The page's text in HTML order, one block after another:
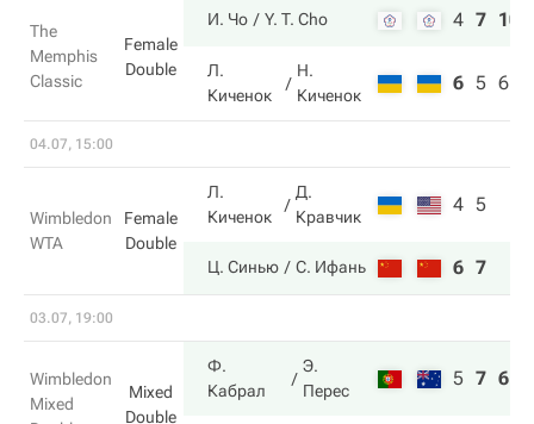
The
Memphis
Classic
Female
Double
И. Чо Y. T. Cho 4 7 10
Л.
Киченок
Н.
Киченок
6 5 6
04.07, 15:00
Wimbledon
WTA
Female
Double
Л.
Киченок
Д.
Кравчик
4 5
Ц. Синью С. Ифань 6 7
03.07, 19:00
Wimbledon
Mixed
Mixed
Double
Ф.
Кабрал
Э.
Перес
5 7 6